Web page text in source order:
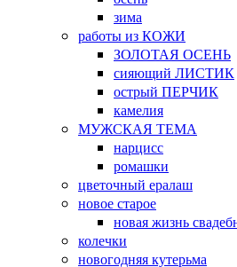
зима
работы из КОЖИ
ЗОЛОТАЯ ОСЕНЬ
сияющий ЛИСТИК
острый ПЕРЧИК
камелия
МУЖСКАЯ ТЕМА
нарцисс
ромашки
цветочный ералаш
новое старое
новая жизнь
колечки
новогодняя кутерьма